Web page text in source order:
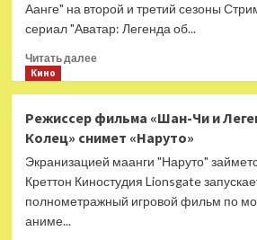
Аанге" на второй и третий сезоны
сериал "Аватар: Легенда об...
Читать далееПрочитать
«Аватар:
Легенда
об
продлен
на
Кино
Режиссер фильма «Шан-Чи и
Колец» снимет «Наруто»
Экранизацией маанги "Наруто"
Креттон Киностудия Lionsgate
полнометражный игровой фильм по
аниме...